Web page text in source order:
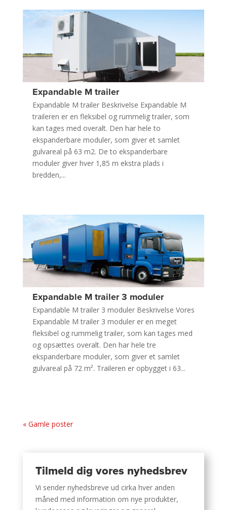
Expandable M trailer
Expandable M trailer Beskrivelse Expandable M
traileren er en fleksibel og rummelig trailer, som
kan tages med overalt. Den har hele to
ekspanderbare moduler, som giver et samlet
gulvareal på 63 m2. De to ekspanderbare
moduler giver hver 1,85 m ekstra plads i
bredden,...
Expandable M trailer 3 moduler
Expandable M trailer 3 moduler Beskrivelse Vores
Expandable M trailer 3 moduler er en meget
fleksibel og rummelig trailer, som kan tages med
og opsættes overalt. Den har hele tre
ekspanderbare moduler, som giver et samlet
gulvareal på 72 m². Traileren er opbygget i 63...
« Gamle poster
Tilmeld dig vores nyhedsbrev
Vi sender nyhedsbreve ud cirka hver anden
måned med information om nye produkter,